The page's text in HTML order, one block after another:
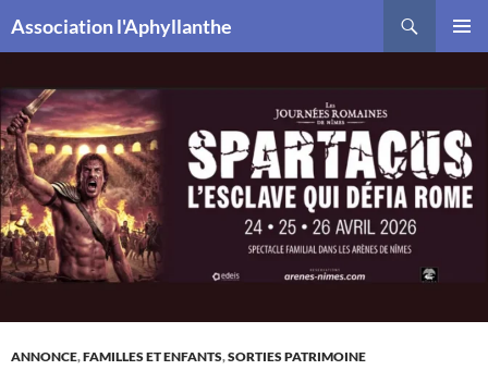
Association l'Aphyllanthe
CONTENU
ANNONCE,FAMILLES ET ENFANTS,SORTIES PATRIMOINE